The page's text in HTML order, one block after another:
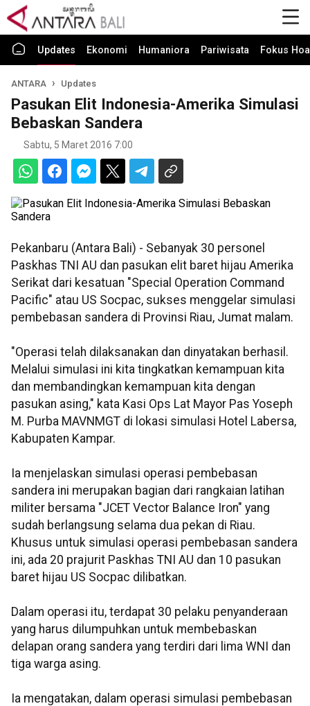
Updates Ekonomi Humaniora Pariwisata Fokus
ANTARA Updates
Pasukan Elit Indonesia-Amerika Simulasi
Bebaskan Sandera
Sabtu, 5 Maret 2016 7:00
Pekanbaru (Antara Bali) - Sebanyak 30 personel
Paskhas TNI AU dan pasukan elit baret hijau Amerika
Serikat dari kesatuan "Special Operation Command
Pacific" atau US Socpac, sukses menggelar simulasi
pembebasan sandera di Provinsi Riau, Jumat malam.
"Operasi telah dilaksanakan dan dinyatakan berhasil.
Melalui simulasi ini kita tingkatkan kemampuan kita
dan membandingkan kemampuan kita dengan
pasukan asing," kata Kasi Ops Lat Mayor Pas Yoseph
M. Purba MAVNMGT di lokasi simulasi Hotel Labersa,
Kabupaten Kampar.
Ia menjelaskan simulasi operasi pembebasan
sandera ini merupakan bagian dari rangkaian latihan
militer bersama "JCET Vector Balance Iron" yang
sudah berlangsung selama dua pekan di Riau.
Khusus untuk simulasi operasi pembebasan sandera
ini, ada 20 prajurit Paskhas TNI AU dan 10 pasukan
baret hijau US Socpac dilibatkan.
Dalam operasi itu, terdapat 30 pelaku penyanderaan
yang harus dilumpuhkan untuk membebaskan
delapan orang sandera yang terdiri dari lima WNI dan
tiga warga asing.
Ia mengatakan, dalam operasi simulasi pembebasan